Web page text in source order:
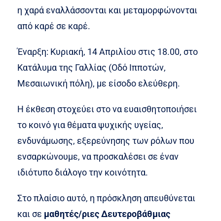
η χαρά εναλλάσσονται και μεταμορφώνονται
από καρέ σε καρέ.
Έναρξη: Κυριακή, 14 Απριλίου στις 18.00, στο
Κατάλυμα της Γαλλίας (Οδό Ιπποτών,
Μεσαιωνική πόλη), με είσοδο ελεύθερη.
Η έκθεση στοχεύει στο να ευαισθητοποιήσει
το κοινό για θέματα ψυχικής υγείας,
ενδυνάμωσης, εξερεύνησης των ρόλων που
ενσαρκώνουμε, να προσκαλέσει σε έναν
ιδιότυπο διάλογο την κοινότητα.
Στο πλαίσιο αυτό, η πρόσκληση απευθύνεται
και σε μαθητές/ριες Δευτεροβάθμιας